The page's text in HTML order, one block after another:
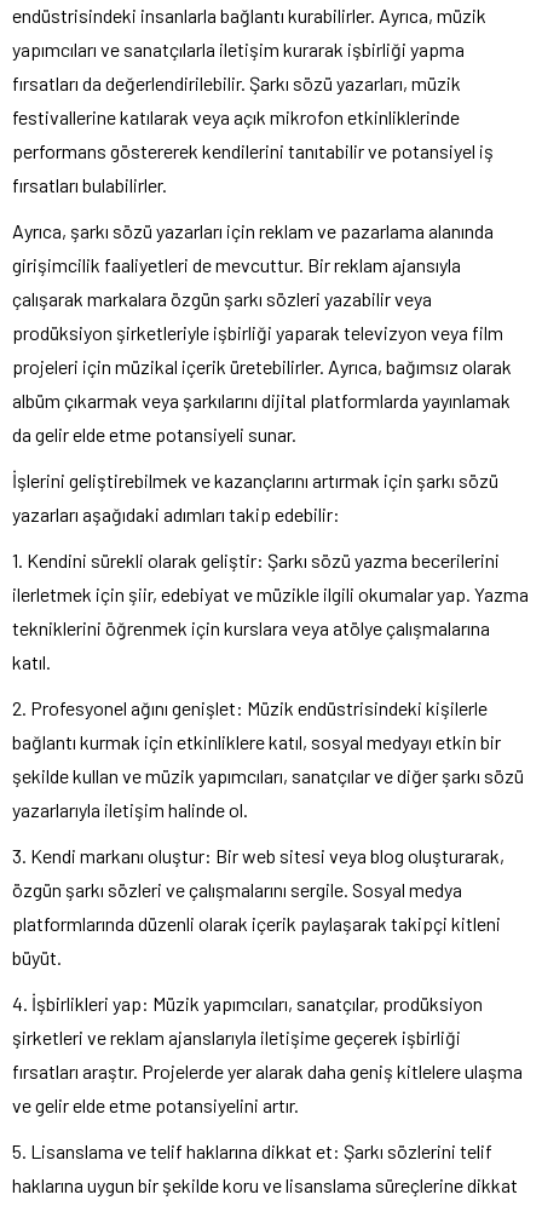
endüstrisindeki insanlarla bağlantı kurabilirler. Ayrıca, müzik
yapımcıları ve sanatçılarla iletişim kurarak işbirliği yapma
fırsatları da değerlendirilebilir. Şarkı sözü yazarları, müzik
festivallerine katılarak veya açık mikrofon etkinliklerinde
performans göstererek kendilerini tanıtabilir ve potansiyel iş
fırsatları bulabilirler.
Ayrıca, şarkı sözü yazarları için reklam ve pazarlama alanında
girişimcilik faaliyetleri de mevcuttur. Bir reklam ajansıyla
çalışarak markalara özgün şarkı sözleri yazabilir veya
prodüksiyon şirketleriyle işbirliği yaparak televizyon veya film
projeleri için müzikal içerik üretebilirler. Ayrıca, bağımsız olarak
albüm çıkarmak veya şarkılarını dijital platformlarda yayınlamak
da gelir elde etme potansiyeli sunar.
İşlerini geliştirebilmek ve kazançlarını artırmak için şarkı sözü
yazarları aşağıdaki adımları takip edebilir:
1. Kendini sürekli olarak geliştir: Şarkı sözü yazma becerilerini
ilerletmek için şiir, edebiyat ve müzikle ilgili okumalar yap. Yazma
tekniklerini öğrenmek için kurslara veya atölye çalışmalarına
katıl.
2. Profesyonel ağını genişlet: Müzik endüstrisindeki kişilerle
bağlantı kurmak için etkinliklere katıl, sosyal medyayı etkin bir
şekilde kullan ve müzik yapımcıları, sanatçılar ve diğer şarkı sözü
yazarlarıyla iletişim halinde ol.
3. Kendi markanı oluştur: Bir web sitesi veya blog oluşturarak,
özgün şarkı sözleri ve çalışmalarını sergile. Sosyal medya
platformlarında düzenli olarak içerik paylaşarak takipçi kitleni
büyüt.
4. İşbirlikleri yap: Müzik yapımcıları, sanatçılar, prodüksiyon
şirketleri ve reklam ajanslarıyla iletişime geçerek işbirliği
fırsatları araştır. Projelerde yer alarak daha geniş kitlelere ulaşma
ve gelir elde etme potansiyelini artır.
5. Lisanslama ve telif haklarına dikkat et: Şarkı sözlerini telif
haklarına uygun bir şekilde koru ve lisanslama süreçlerine dikkat